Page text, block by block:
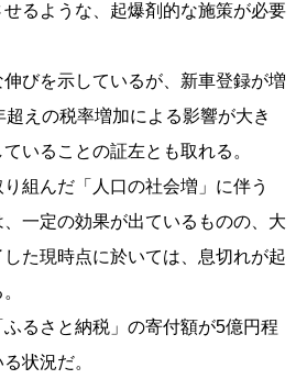
るような、起爆剤的な施策が必要
びを示しているが、新車登録が増
超えの税率増加による影響が大き
いることの証左とも取れる。
組んだ「人口の社会増」に伴う
、一定の効果が出ているものの、大
た現時点に於いては、息切れが起
るさと納税」の寄付額が5億円程
状況だ。